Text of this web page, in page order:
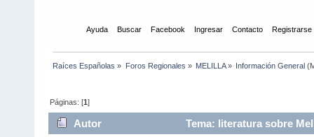
Ayuda Buscar Facebook Ingresar Contacto Registrarse
Raíces Españolas » Foros Regionales » MELILLA» Información General
Páginas: [1]
Autor Tema: literatura sobre